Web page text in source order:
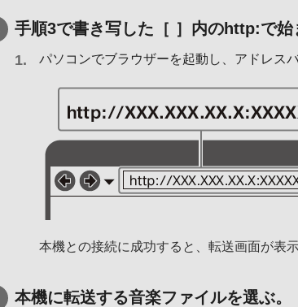
手順3で書き写した［ ］内のhttp:で始
パソコンでブラウザーを起動し、アドレス
本機との接続に成功すると、転送画面が表示
本機に転送する音楽ファイルを選ぶ。